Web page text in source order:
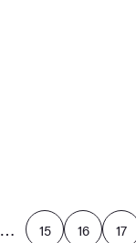
… 15 16 17